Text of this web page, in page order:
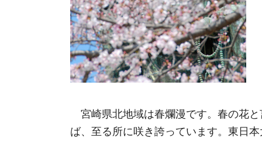
宮崎県北地域は春爛漫です。春の花
ば、至る所に咲き誇っています。東日